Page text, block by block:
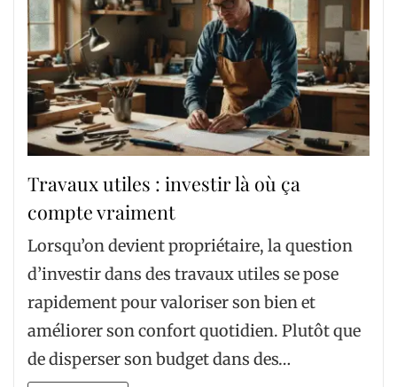
Travaux utiles : investir là où ça
compte vraiment
Lorsqu’on devient propriétaire, la question
d’investir dans des travaux utiles se pose
rapidement pour valoriser son bien et
améliorer son confort quotidien. Plutôt que
de disperser son budget dans des…